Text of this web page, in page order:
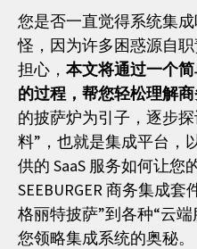
您是否一直觉得系统集
怪，因为许多困惑源自
担心， 本文将通过一个
的过程，帮您轻松理解商
的披萨炉为引子，逐步
料”，也就是集成平台，
供的 SaaS 服务如何让您
SEEBURGER 商务集成
格丽特披萨”到各种“云
您领略集成系统的奥秘。